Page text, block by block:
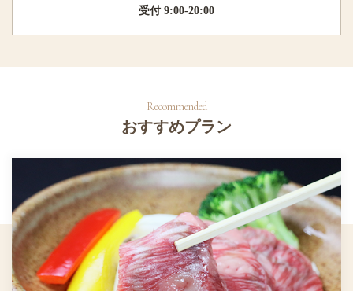
受付 9:00-20:00
おすすめプラン